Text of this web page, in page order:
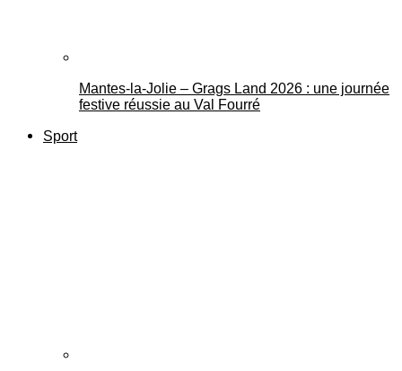
Mantes-la-Jolie – Grags Land 2026 : une journée
festive réussie au Val Fourré
Sport